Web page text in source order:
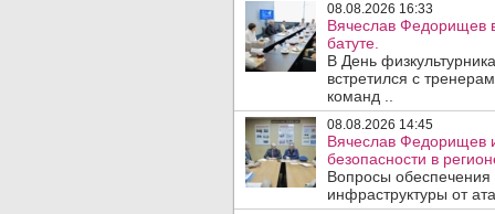
08.08.2026 16:33
Вячеслав Федорищев
батуте.
В День
встретился с
команд ..
08.08.2026 14:45
Вячеслав Федорищев
безопасности в
Вопросы обеспечения
инфраструктуры от